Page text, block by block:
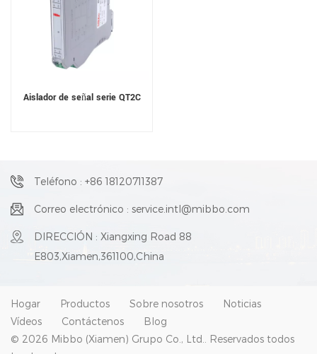
Aislador de señal serie QT2C
Teléfono : +86 18120711387
Correo electrónico : service.intl@mibbo.com
DIRECCIÓN : Xiangxing Road 88
E803,Xiamen,361100,China
Hogar Productos Sobre nosotros
Noticias
Vídeos
Contáctenos
Blog
© 2026 Mibbo (Xiamen) Grupo Co., Ltd.. Reservados todos